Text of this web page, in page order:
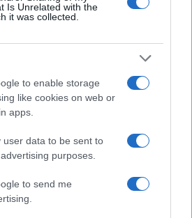
Is Unrelated with the
it was collected.
to enable storage
like cookies on web or
apps.
user data to be sent to
purposes.
to send me